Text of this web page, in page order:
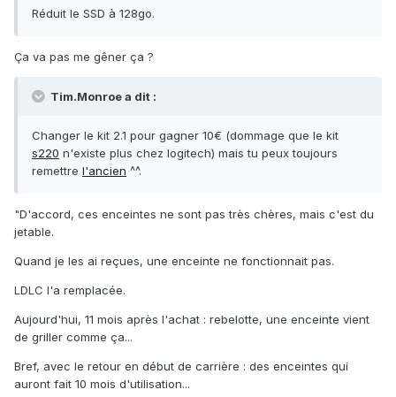
Réduit le SSD à 128go.
Ça va pas me gêner ça ?
Tim.Monroe a dit :
Changer le kit 2.1 pour gagner 10€ (dommage que le kit
s220 n'existe plus chez logitech) mais tu peux toujours
remettre l'ancien ^^.
"D'accord, ces enceintes ne sont pas très chères, mais c'est du
jetable.
Quand je les ai reçues, une enceinte ne fonctionnait pas.
LDLC l'a remplacée.
Aujourd'hui, 11 mois après l'achat : rebelotte, une enceinte vient
de griller comme ça...
Bref, avec le retour en début de carrière : des enceintes qui
auront fait 10 mois d'utilisation...